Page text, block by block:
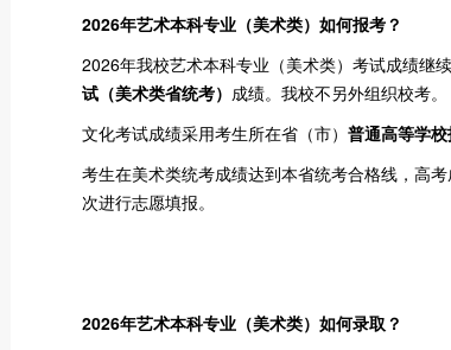
2026年艺术本科专业（美术类）如何报考？
2026年我校艺术本科专业（美术类）考试成绩继
试（美术类省统考） 成绩。我校不另外组织校考。
文化考试成绩采用考生所在省（市） 普通高等学校
考生在美术类统考成绩达到本省统考合格线，高
次进行志愿填报。
2026年艺术本科专业（美术类）如何录取？